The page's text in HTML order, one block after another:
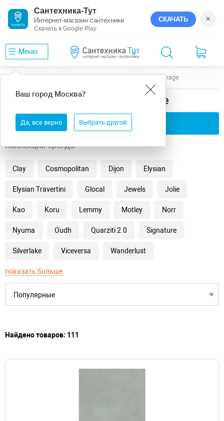
Сантехника-Тут
Интернет-магазин сантехники
Скачать в Google Play
СКАЧАТЬ ×
Меню
Ваш город Москва?
Да, все верно Выбрать другой
Mirage
Керамогранит для кухни Mirage
Применить фильтры
Коллекции бренда
Clay Cosmopolitan Dijon Elysian
Elysian Travertini Glocal Jewels Jolie
Kao Koru Lemmy Motley Norr
Nyuma Oudh Quarziti 2.0 Signature
Silverlake Viceversa Wanderlust
показать больше
Найдено товаров: 111